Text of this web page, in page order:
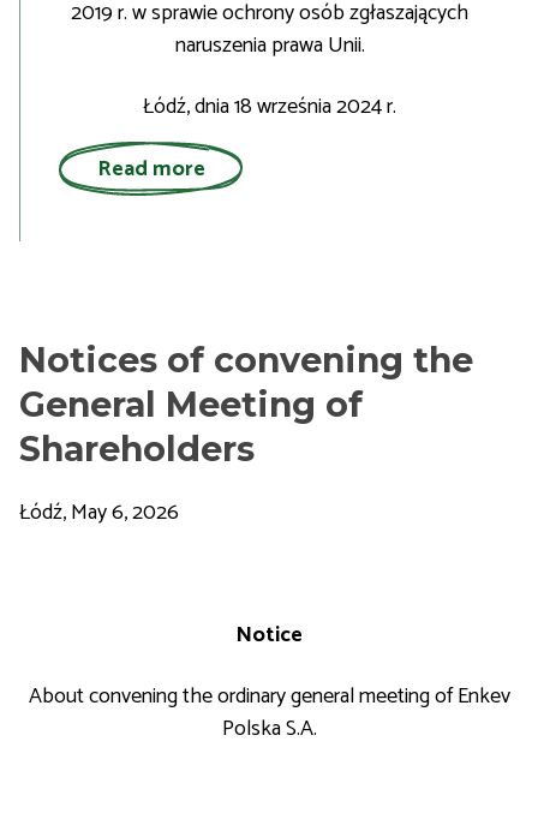
2019 r. w sprawie ochrony osób zgłaszających
naruszenia prawa Unii.
Łódź, dnia 18 września 2024 r.
Read more
Notices of convening the
General Meeting of
Shareholders
Łódź, May 6, 2026
Notice
About convening the ordinary general meeting of Enkev
Polska S.A.